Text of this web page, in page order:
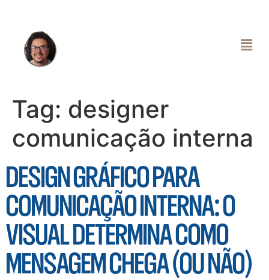
Tag: designer
comunicação interna
DESIGN GRÁFICO PARA
COMUNICAÇÃO INTERNA: O
VISUAL DETERMINA COMO
MENSAGEM CHEGA (OU NÃO)